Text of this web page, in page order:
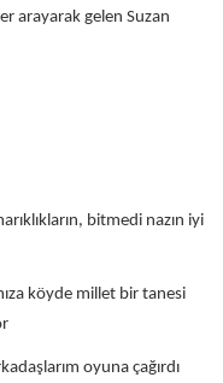
arayarak gelen Suzan
bitmedi nazın iyi
köyde millet bir tanesi
oyuna çağırdı